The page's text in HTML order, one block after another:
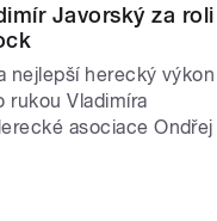
Javorský za roli
nejlepší herecký výkon
rukou Vladimíra
asociace Ondřej